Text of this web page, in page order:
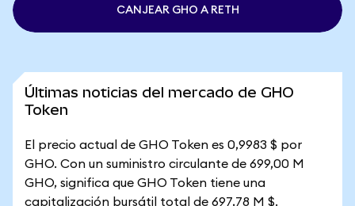
CANJEAR GHO A RETH
Últimas noticias del mercado de GHO
Token
El precio actual de GHO Token es 0,9983 $ por
GHO. Con un suministro circulante de 699,00 M
GHO, significa que GHO Token tiene una
capitalización bursátil total de 697,78 M $.